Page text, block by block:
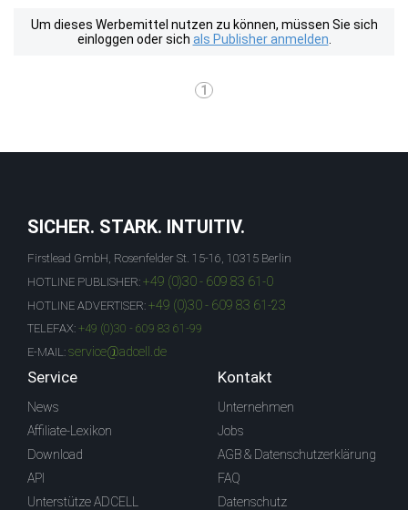
Um dieses Werbemittel nutzen zu können, müssen Sie sich
einloggen oder sich als Publisher anmelden
1
SICHER. STARK. INTUITIV.
Firstlead GmbH, Rosenfelder St. 15-16, 10315 Berlin
HOTLINE PUBLISHER: +49 (0)30 - 609 83 61-0
HOTLINE ADVERTISER: +49 (0)30 - 609 83 61-23
TELEFAX: +49 (0)30 - 609 83 61-99
E-MAIL: service@adcell.de
Service
News
Affiliate-Lexikon
Download
API
Unterstütze ADCELL
Kontakt
Unternehmen
Jobs
AGB & Datenschutzerklärung
FAQ
Datenschutz